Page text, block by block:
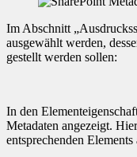
Im Abschnitt
ausgewählt werden,
gestellt werden sollen:
In den
Metadaten angezeigt.
entsprechenden